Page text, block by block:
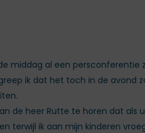
middag al een persconferentie
ik dat het toch in de avond
de heer Rutte te horen dat als
terwijl ik aan mijn kinderen